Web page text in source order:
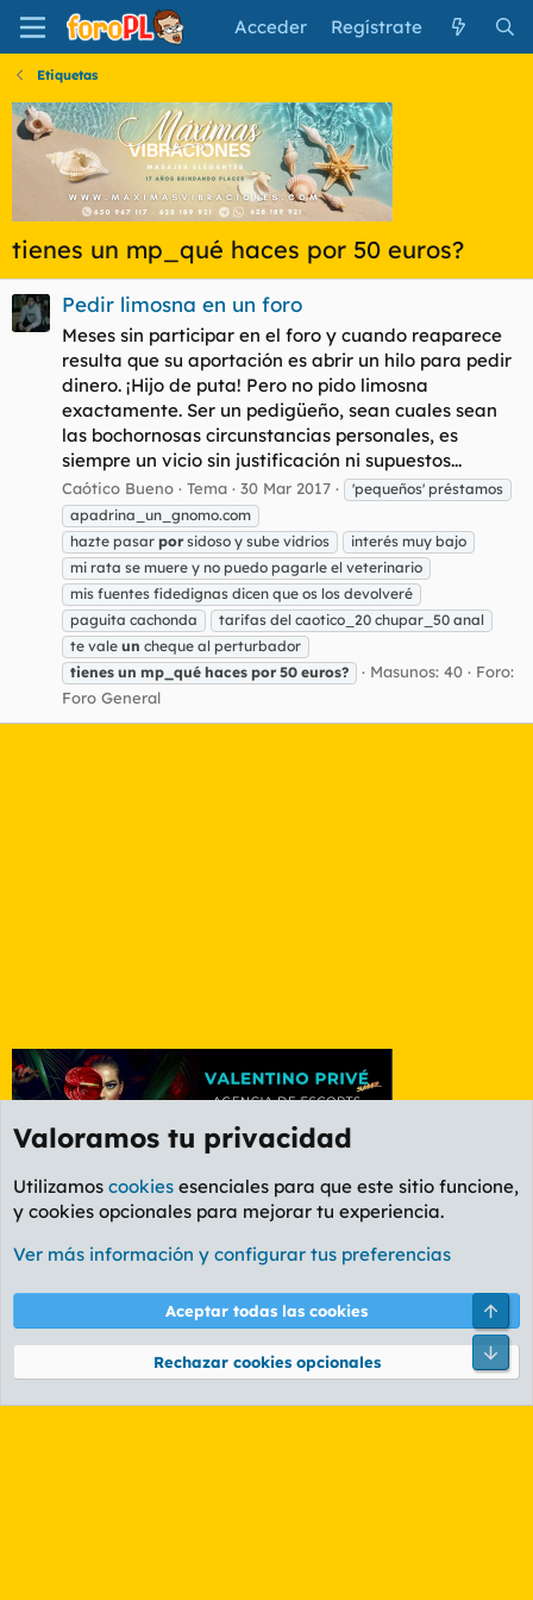
Acceder Regístrate
Etiquetas
tienes un mp_qué haces por 50 euros?
Pedir limosna en un foro
Meses sin participar en el foro y cuando reaparece
resulta que su aportación es abrir un hilo para pedir
dinero. ¡Hijo de puta! Pero no pido limosna
exactamente. Ser un pedigüeño, sean cuales sean
las bochornosas circunstancias personales, es
siempre un vicio sin justificación ni supuestos...
Caótico Bueno Tema 30 Mar 2017
'pequeños' préstamos
apadrina_un_gnomo.com
hazte pasar por sidoso y sube vidrios
interés muy bajo
mi rata se muere y no puedo pagarle el veterinario
mis fuentes fidedignas dicen que os los devolveré
paguita cachonda
tarifas del caotico_20 chupar_50 anal
te vale un cheque al perturbador
tienes un mp_qué haces por 50 euros? Masunos: 40
Foro:
Foro General
Etiquetas
Cookies
PL OLDSTYLE AMARILLO
Términos y reglas Política de privacidad Ayuda
Community platform by XenForo® © 2010-2026 XenForo Ltd.
Valoramos tu privacidad
Utilizamos cookies esenciales para que este sitio funcione,
y cookies opcionales para mejorar tu experiencia.
Ver más información y configurar tus preferencias
Aceptar todas las cookies
Rechazar cookies opcionales
Pie